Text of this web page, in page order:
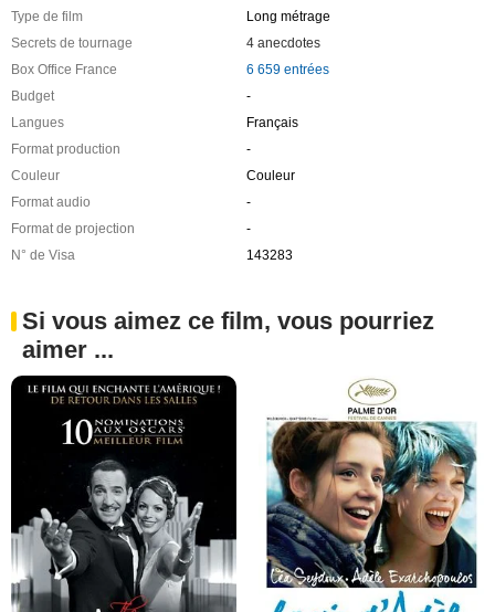
Type de film
Long métrage
Secrets de tournage
4 anecdotes
Box Office France
6 659 entrées
Budget
-
Langues
Français
Format production
-
Couleur
Couleur
Format audio
-
Format de projection
-
N° de Visa
143283
Si vous aimez ce film, vous pourriez
aimer ...